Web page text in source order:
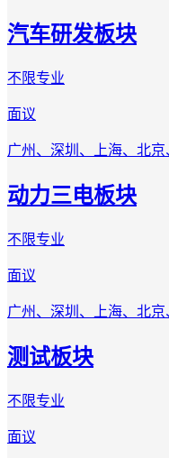
汽车研发板块
不限专业
面议
广州、深圳、上海、北
动力三电板块
不限专业
面议
广州、深圳、上海、北
测试板块
不限专业
面议